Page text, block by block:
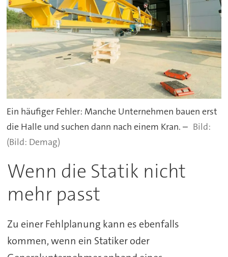
Ein häufiger Fehler: Manche Unternehmen bauen erst
die Halle und suchen dann nach einem Kran. –
(Bild: Demag)
Wenn die Statik nicht
mehr passt
Zu einer Fehlplanung kann es ebenfalls
kommen, wenn ein Statiker oder